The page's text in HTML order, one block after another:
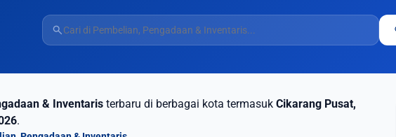
search
& Inventaris terbaru di berbagai kota termasuk Cikarang Pusat,
.